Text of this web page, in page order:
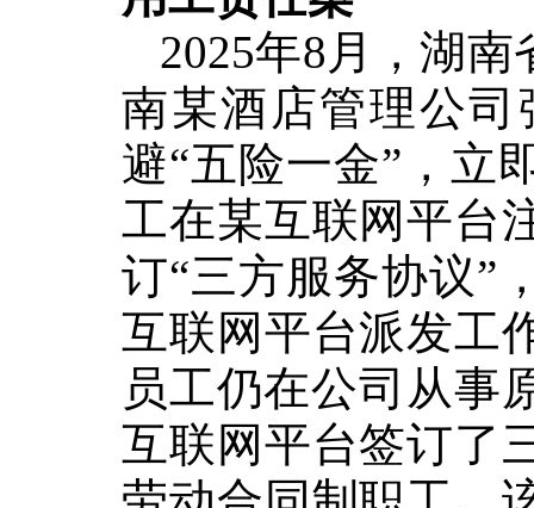
2025年8月，湖南
南某酒店管理公司
避“五险一金” ，立
工在某互联网平台
订“三方服务协议”
互联网平台派发工
员工仍在公司从事
互联网平台签订了